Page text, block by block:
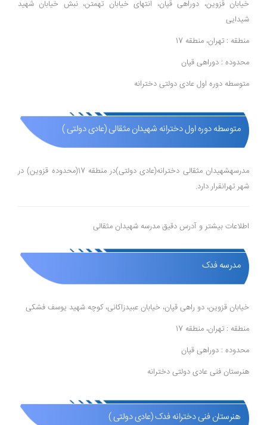
خیابان قزوین، دوراهی قپان، انتهای خیابان تهمتن، نبش خیابان شهید
شیدایی
منطقه : تهران، منطقه 17
محدوده : دوراهی قپان
متوسطه دوره اول عادی دولتی دخترانه
متوسطه دوره اول دخترانه شهیدان مثقالی (عادی دولتی )
مدرسهشهیدان مثقالی دخترانه(عادی دولتی)در منطقه 17(محدوده قزوین) در
شهر تهرانقرار دارد.
اطلاعات بیشتر و آدرس دقیق مدرسه شهیدان مثقالی
مدرسه فدک
خیابان قزوین، دو راهی قپان، خیابان عبیدزاکانی، کوچه شهید یوسف فشکی
منطقه : تهران، منطقه 17
محدوده : دوراهی قپان
هنرستان فنی عادی دولتی دخترانه
هنرستان فنی دخترانه فدک (عادی دولتی )